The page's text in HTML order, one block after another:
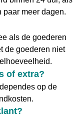
paar meer dagen.
als de goederen
de goederen niet
of extra?
op de